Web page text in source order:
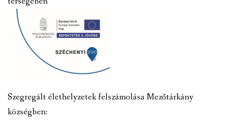
Szegregált élethelyzetek felszámolása Mezőtárkány
községben: